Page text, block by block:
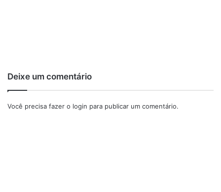
Deixe um comentário
Você precisa fazer o login para publicar um comentário.